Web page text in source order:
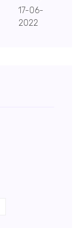
17-06-
2022